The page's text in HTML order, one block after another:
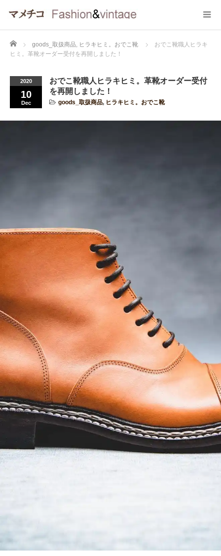
Home goods_取扱商品, ヒラキヒミ。おでこ靴
おでこ靴職人ヒラキ
ヒミ。革靴オーダー受付を再開しました！
2020
10
Dec
おでこ靴職人ヒラキヒミ。革靴オーダー受付
を再開しました！
goods_取扱商品, ヒラキヒミ。おでこ靴